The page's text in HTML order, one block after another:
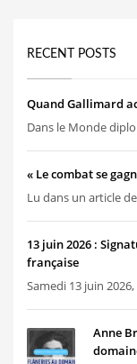
RECENT POSTS
Quand Gallimard
Dans le Monde
« Le combat se
Lu dans un article
13 juin 2026 :
française
Samedi 13 juin
Anne